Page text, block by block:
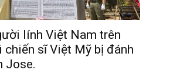
lính Việt Nam trên
chiến sĩ Việt Mỹ bị đánh
Jose.